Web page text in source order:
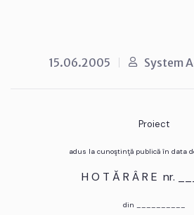
15.06.2005 System
Proiect
adus la cunoştinţă publică în data
H O T Ă R Â R E nr.
din __________